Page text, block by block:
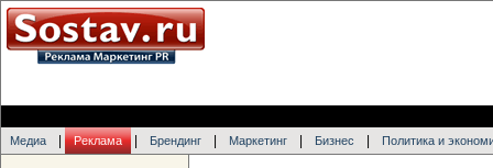
Медиа Реклама Брендинг Маркетинг Бизнес Политика и